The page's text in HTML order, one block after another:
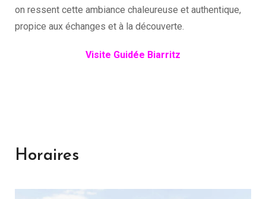
on ressent cette ambiance chaleureuse et authentique,
propice aux échanges et à la découverte.
Visite Guidée Biarritz
Horaires